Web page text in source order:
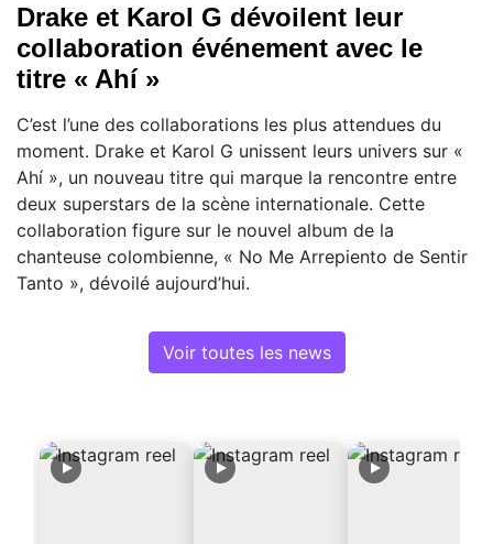
Drake et Karol G dévoilent leur
collaboration événement avec le
titre « Ahí »
C’est l’une des collaborations les plus attendues du
moment. Drake et Karol G unissent leurs univers sur «
Ahí », un nouveau titre qui marque la rencontre entre
deux superstars de la scène internationale. Cette
collaboration figure sur le nouvel album de la
chanteuse colombienne, « No Me Arrepiento de Sentir
Tanto », dévoilé aujourd’hui.
Voir toutes les news